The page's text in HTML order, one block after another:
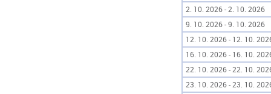
2. 10. 2026 - 2. 10. 2026
9. 10. 2026 - 9. 10. 2026
12. 10. 2026 - 12. 10.
16. 10. 2026 - 16. 10.
22. 10. 2026 - 22. 10.
23. 10. 2026 - 23. 10.